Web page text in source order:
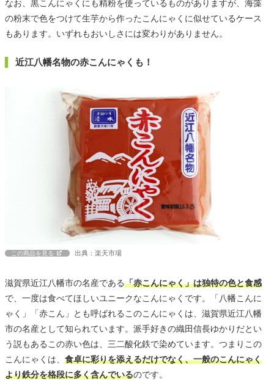
なお、黒こんにゃくにも精粉を使っているものがありますが、海藻
の粉末で色をつけて生芋から作ったこんにゃくに似せているケース
もあります。いずれもおいしさには変わりがありません。
近江八幡名物の赤こんにゃくも！
この商品を見る 出典：楽天市場
滋賀県近江八幡市の名産である「赤こんにゃく」は独特の色と食感
で、一度は食べてほしいユニークなこんにゃくです。「八幡こんに
ゃく」「赤こん」とも呼ばれるこのこんにゃくは、滋賀県近江八幡
市の名産として知られています。派手好きの織田信長ゆかりだとい
う説もあるこの赤い色は、三二酸化鉄で染めています。つまりこの
こんにゃくは、 食卓に彩りを添えるだけでなく、一般のこんにゃく
より鉄分を格段に多く含んでいるのです。